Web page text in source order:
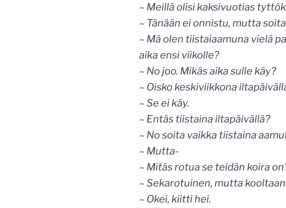
– Meillä olisi kaksivuotias
– Tänään ei onnistu, mutta
– Mä olen tiistaiaamuna vielä
aika ensi viikolle?
– No joo. Mikäs aika sulle käy?
– Oisko keskiviikkona
– Se ei käy.
– Entäs tiistaina iltapäivällä?
– No soita vaikka tiistaina
– Mutta-
– Mitäs rotua se teidän koira
– Sekarotuinen, mutta
– Okei, kiitti hei.